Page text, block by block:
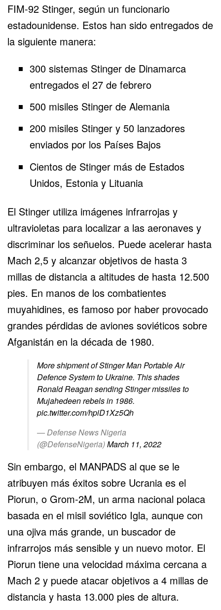
FIM-92 Stinger, según un funcionario
estadounidense. Estos han sido entregados de
la siguiente manera:
300 sistemas Stinger de Dinamarca
entregados el 27 de febrero
500 misiles Stinger de Alemania
200 misiles Stinger y 50 lanzadores
enviados por los Países Bajos
Cientos de Stinger más de Estados
Unidos, Estonia y Lituania
El Stinger utiliza imágenes infrarrojas y
ultravioletas para localizar a las aeronaves y
discriminar los señuelos. Puede acelerar hasta
Mach 2,5 y alcanzar objetivos de hasta 3
millas de distancia a altitudes de hasta 12.500
pies. En manos de los combatientes
muyahidines, es famoso por haber provocado
grandes pérdidas de aviones soviéticos sobre
Afganistán en la década de 1980.
More shipment of Stinger Man Portable Air
Defence System to Ukraine. This shades
Ronald Reagan sending Stinger missiles to
Mujahedeen rebels in 1986.
pic.twitter.com/hpiD1Xz5Qh
— Defense News Nigeria
(@DefenseNigeria)March 11, 2022
Sin embargo, el MANPADS al que se le
atribuyen más éxitos sobre Ucrania es el
Piorun, o Grom-2M, un arma nacional polaca
basada en el misil soviético Igla, aunque con
una ojiva más grande, un buscador de
infrarrojos más sensible y un nuevo motor. El
Piorun tiene una velocidad máxima cercana a
Mach 2 y puede atacar objetivos a 4 millas de
distancia y hasta 13.000 pies de altura.